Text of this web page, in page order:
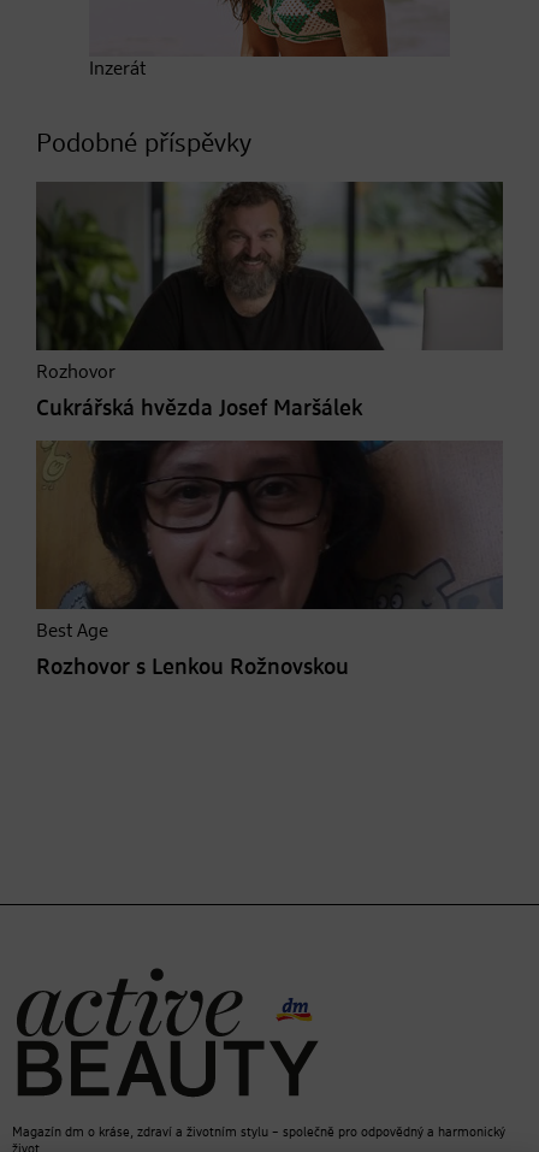
Inzerát
Podobné příspěvky
Rozhovor
Cukrářská hvězda Josef Maršálek
Best Age
Rozhovor s Lenkou Rožnovskou
Magazín dm o kráse, zdraví a životním stylu – společně pro odpovědný a harmonický